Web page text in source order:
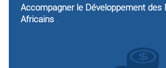
Accompagner le Développement
Africains .